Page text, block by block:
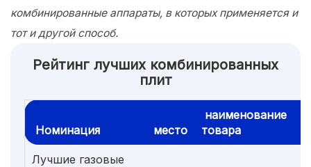
комбинированные аппараты, в которых применяется и
тот и другой способ.
Рейтинг лучших комбинированных
плит
Номинация место
наименование
товара
Лучшие газовые